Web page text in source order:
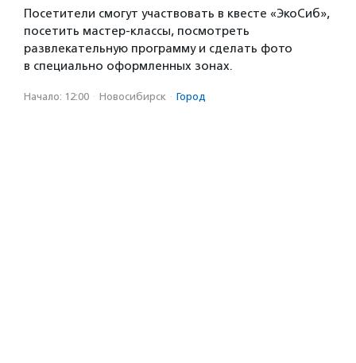
Посетители смогут участвовать в квесте «ЭкоСиб»,
посетить мастер-классы, посмотреть
развлекательную программу и сделать фото
в специально оформленных зонах.
Начало: 12:00 · Новосибирск · Город